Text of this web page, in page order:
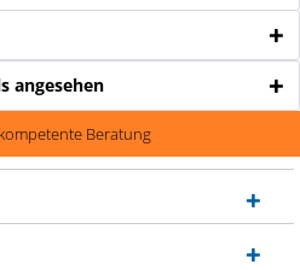
angesehen
Beratung